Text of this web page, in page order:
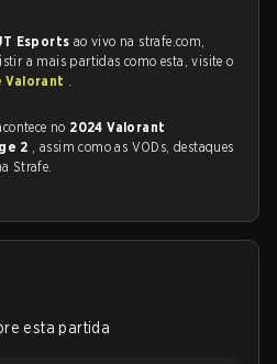
Esports ao vivo na strafe.com,
a mais partidas como esta, visite o
Valorant .
no 2024 Valorant
2 , assim como as VODs, destaques
Strafe.
esta partida